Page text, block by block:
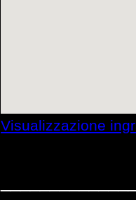
Visualizzazione